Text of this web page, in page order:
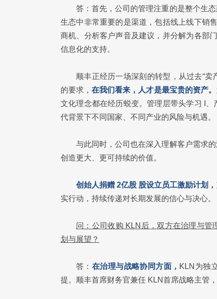
答：首先，公司的管理注重的是整个生
生态中非常重要的是渠道，包括线上线下销
商机、分析客户声音及建议，并分解为各部
信息化的支持。
顺丰正经历一场深刻的转型，从过去“卖
的要求，在我们看来，人才是最宝贵的资产。
文化理念都在经历蜕变。管理层带头学习 I
代背景下不同国家、不同产业的风险与机遇。
与此同时，公司也在深入理解客户需求
创造更大、更可持续的价值。
创始人捐赠 2亿股 股设立员工激励计划，
实行动，持续传递对长期发展的信心与决心。
问：公司收购 KLN后，双方在治理与
划与展望？
答： 在治理与战略协同方面， KLN为独
提。顺丰首席财务官兼任 KLN首席战略主管